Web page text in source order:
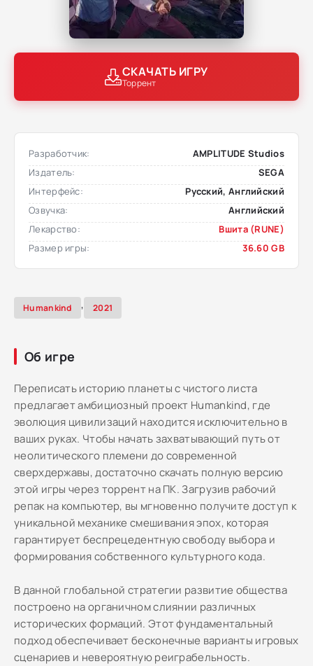
СКАЧАТЬ ИГРУ
Торрент
Разработчик:
AMPLITUDE Studios
Издатель:
SEGA
Интерфейс:
Русский, Английский
Озвучка:
Английский
Лекарство:
Вшита (RUNE)
Размер игры:
36.60 GB
Humаnkind , 2021
Об игре
Переписать историю планеты с чистого листа
предлагает амбициозный проект Humankind, где
эволюция цивилизаций находится исключительно в
ваших руках. Чтобы начать захватывающий путь от
неолитического племени до современной
сверхдержавы, достаточно скачать полную версию
этой игры через торрент на ПК. Загрузив рабочий
репак на компьютер, вы мгновенно получите доступ к
уникальной механике смешивания эпох, которая
гарантирует беспрецедентную свободу выбора и
формирования собственного культурного кода.
В данной глобальной стратегии развитие общества
построено на органичном слиянии различных
исторических формаций. Этот фундаментальный
подход обеспечивает бесконечные варианты игровых
сценариев и невероятную реиграбельность.